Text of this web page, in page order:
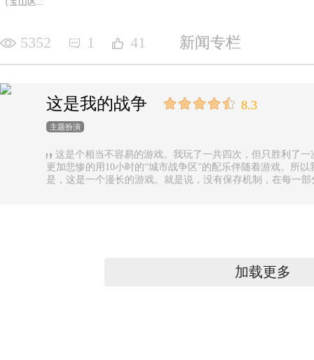
5352 1 41 新闻专栏
这是我的战争 8.3
主题扮演
这是个相当不容易的游戏。我玩了一共四次，但只胜利了
更加悲惨的用10小时的“城市战争区”的配乐伴随着游戏。所
是，这是一个漫长的游戏。就是说，没有保存机制，在每一
加载更多